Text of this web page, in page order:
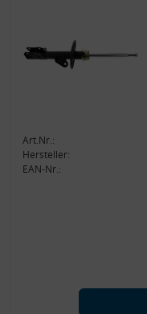
Art.Nr.:
Hersteller:
EAN-Nr.: